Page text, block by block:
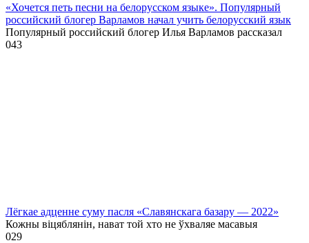
«Хочется петь песни на белорусском языке». Популярный
российский блогер Варламов начал учить белорусский язык
Популярный российский блогер Илья Варламов рассказал
043
Лёгкае адценне суму пасля «Славянскага базару — 2022»
Кожны віцяблянін, нават той хто не ўхваляе масавыя
029